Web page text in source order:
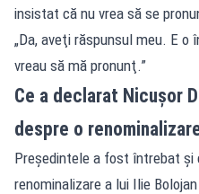
insistat că nu vrea să se
„Da, aveţi răspunsul meu. E o
vreau să mă pronunţ.”
Ce a declarat Nicușor
despre o
Președintele a fost întrebat și
renominalizare a lui Ilie